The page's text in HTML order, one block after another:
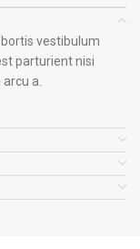
vestibulum
parturient nisi
a.